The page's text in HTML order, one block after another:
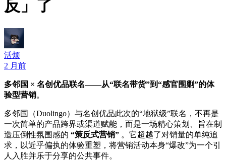
反」了
活烦
2 月前
多邻国 × 名创优品联名——从“联名带货”到“感官围剿”的体
验型营销。
多邻国（Duolingo）与名创优品此次的“地狱级”联名，不再是
一次简单的产品跨界或渠道赋能，而是一场精心策划、旨在制
造压倒性氛围感的 ‌ “策反式营销” ‌ 。它超越了对销量的单纯追
求，以近乎偏执的体验重塑，将营销活动本身“爆改”为一个引
人入胜并乐于分享的公共事件。